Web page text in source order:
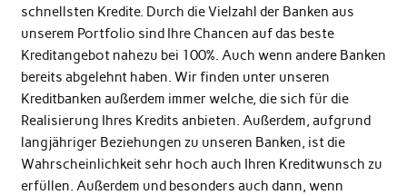
schnellsten Kredite. Durch die Vielzahl der Banken aus
unserem Portfolio sind Ihre Chancen auf das beste
Kreditangebot nahezu bei 100%. Auch wenn andere Banken
bereits abgelehnt haben. Wir finden unter unseren
Kreditbanken außerdem immer welche, die sich für die
Realisierung Ihres Kredits anbieten. Außerdem, aufgrund
langjähriger Beziehungen zu unseren Banken, ist die
Wahrscheinlichkeit sehr hoch auch Ihren Kreditwunsch zu
erfüllen. Außerdem und besonders auch dann, wenn